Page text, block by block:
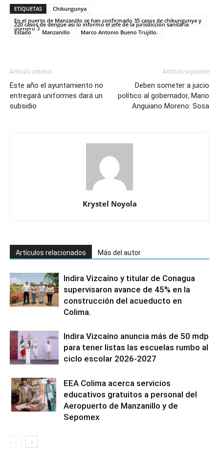
ETIQUETAS
Chikungunya
En el puerto de Manzanillo se han confirmado 35 casos de chikungunya y
220 casos de dengue así lo informó el jefe de la jurisdicción sanitaria
número 3
Estado Manzanillo Marco Antonio Bueno Trujillo.
Artículo anterior
Este año el ayuntamiento no
entregará uniformes dará un
subsidio
Artículo siguiente
Deben someter a juicio
político al gobernador, Mario
Anguiano Moreno: Sosa
Krystel Noyola
Artículos relacionados Más del autor
Indira Vizcaíno y titular de Conagua
supervisaron avance de 45% en la
construcción del acueducto en
Colima.
Indira Vizcaíno anuncia más de 50 mdp
para tener listas las escuelas rumbo al
ciclo escolar 2026-2027
EEA Colima acerca servicios
educativos gratuitos a personal del
Aeropuerto de Manzanillo y de
Sepomex